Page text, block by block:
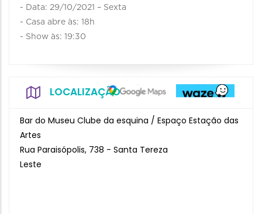
- Data: 29/10/2021 – Sexta
- Casa abre às: 18h
- Show às: 19:30
LOCALIZAÇÃO
Bar do Museu Clube da esquina / Espaço Estação das
Artes
Rua Paraisópolis, 738 - Santa Tereza
Leste